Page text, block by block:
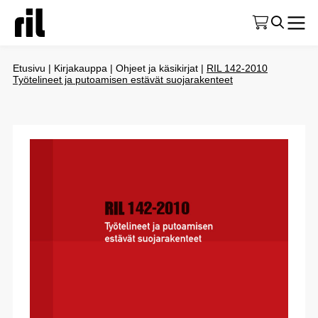
Etusivu | Kirjakauppa | Ohjeet ja käsikirjat | RIL 142-2010
Työtelineet ja putoamisen estävät suojarakenteet